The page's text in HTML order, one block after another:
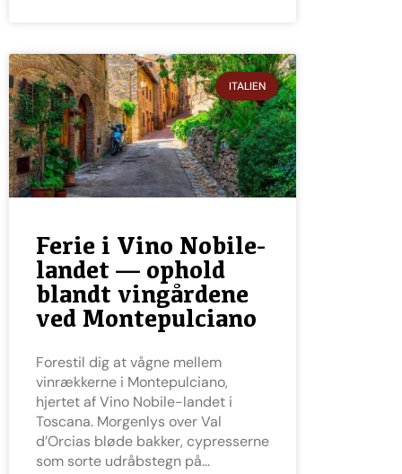
ITALIEN
Ferie i Vino Nobile-
landet — ophold
blandt vingårdene
ved Montepulciano
Forestil dig at vågne mellem
vinrækkerne i Montepulciano,
hjertet af Vino Nobile-landet i
Toscana. Morgenlys over Val
d’Orcias bløde bakker, cypresserne
som sorte udråbstegn på